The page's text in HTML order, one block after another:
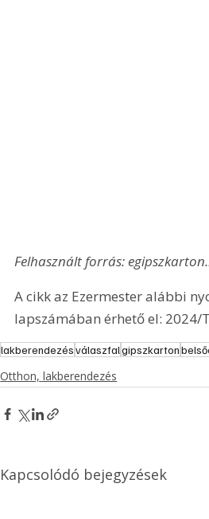
Felhasznált forrás:
A cikk az Ezermester alábbi
lapszámában érhető el: 2024/
lakberendezésválaszfalgipszkarton
Otthon, lakberendezés
Kapcsolódó bejegyzések